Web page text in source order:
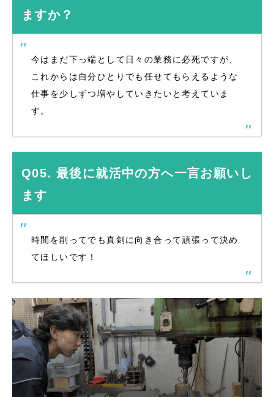
ますか？
今はまだ下っ端として日々の業務に必死ですが、
これからは自分ひとりでも任せてもらえるような
仕事を少しずつ増やしていきたいと考えていま
す。
Q05. 最後に就活中の方へ一言お願いし
ます
時間を削ってでも真剣に向き合って頑張って決め
てほしいです！